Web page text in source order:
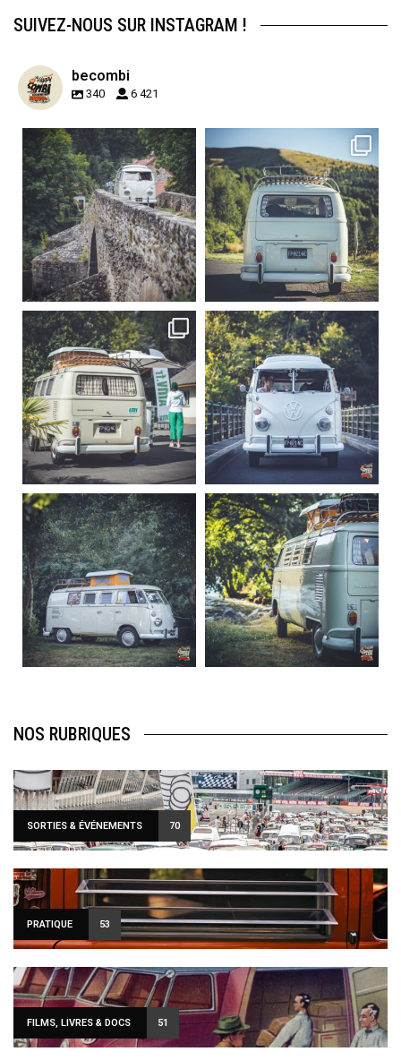
SUIVEZ-NOUS SUR INSTAGRAM !
becombi
340 6 421
becombi
Sep 15
219
3
Sep 12
216
3
becombi
Sep 10
220
4
becombi
Août 10
177
0
becombi
Août 10
120
0
becombi
Août 10
108
0
NOS RUBRIQUES
SORTIES & ÉVÉNEMENTS 70
PRATIQUE 53
FILMS, LIVRES & DOCS 51